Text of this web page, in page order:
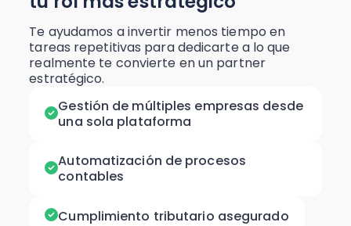
Te ayudamos a invertir menos tiempo en
tareas repetitivas para dedicarte a lo que
realmente te convierte en un partner
estratégico.
Gestión de múltiples empresas desde
una sola plataforma
Automatización de procesos
contables
Cumplimiento tributario asegurado